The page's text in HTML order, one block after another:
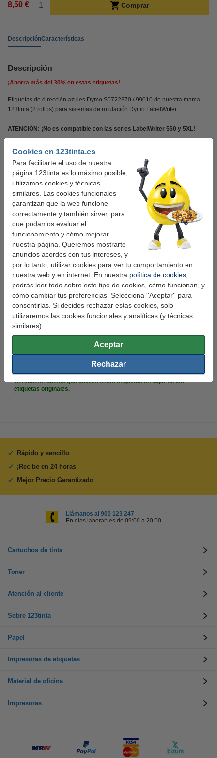
Cookies en 123tinta.es
Para facilitarte el uso de nuestra
página 123tinta.es lo máximo posible,
utilizamos cookies y técnicas
similares. Las cookies funcionales
garantizan que la web funcione
correctamente y también sirven para
que podamos evaluar el
funcionamiento y cómo mejorar
nuestra página. Queremos mostrarte
anuncios acordes con tus intereses, y
por lo tanto, utilizar cookies para ver tu comportamiento en
nuestra web y en internet. En nuestra política de cookies
podrás leer todo sobre este tipo de cookies, cómo funcionan, y
cómo cambiar tus preferencias. Selecciona ''Aceptar'' para
consentirlas. Si decides rechazar estas cookies, solo
utilizaremos las cookies funcionales y analíticas (y técnicas
similares).
Aceptar
Rechazar
8,50 € Comprar
DescripciónCaracterísticas
Descripción
¡Ahorra más del 30% en estas etiquetas!
Etiquetas de dirección azules Dymo S0722370 / 99010 de nuestra marca
123tinta (2 rollos) para sistemas de rotulación Dymo LabelWriter.
ATENCIÓN: ¡No es compatible con las series LabelWriter 550 y 5XL!
¡¡Notarás la diferencia en tu cartera!!
Este producto marca 123tinta incluye garantía del 100%. 1-2-3 ¡sin preocupaciones!.
Características
Marca: 123tinta
Uso: etiquetas de dirección
Adherencia:
Medidas: 28 x 89 mm (AnxL)
Acabado: mate
Cantidad: 2 x 130
Material: papel
Color:
S0722370
Te recomendamos que utilices estas etiquetas en lugar de las
etiquetas originales.
Rápido y sencillo
¡Recibe en 24 horas!
Mejor Precio Garantizado
Llámanos al 900 123 247
En días laborables de 09:00 a 20:00.
Cartuchos de tinta
Toner
Atención al cliente
Sobre 123tinta
Papel
Impresoras de etiquetas
Material de oficina
Impresoras